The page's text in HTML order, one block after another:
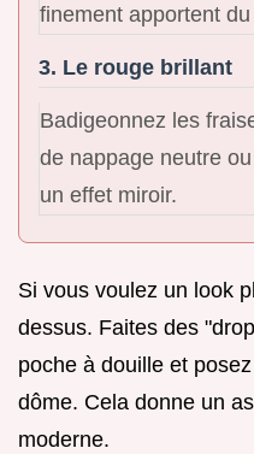
finement apportent
3. Le rouge brillant
Badigeonnez les
de nappage neutre
un effet miroir.
Si vous voulez un look
dessus. Faites des
poche à douille et
dôme. Cela donne un
moderne.